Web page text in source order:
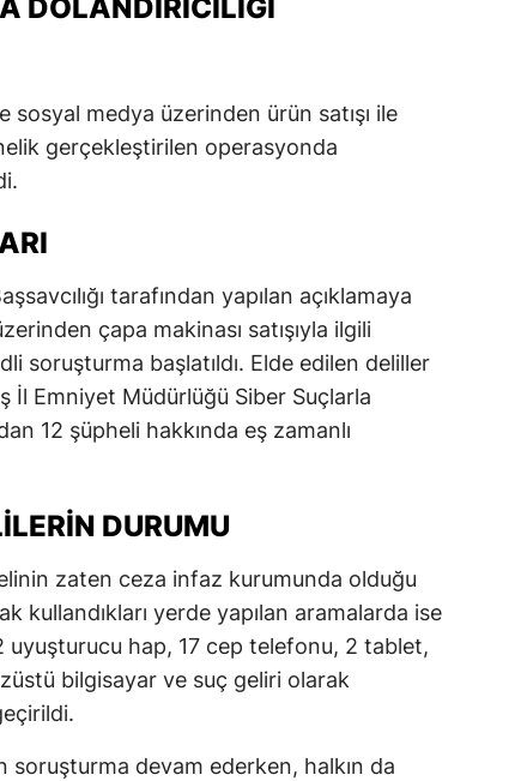
DOLANDIRICILIĞI
medya üzerinden ürün satışı ile
gerçekleştirilen operasyonda
tarafından yapılan açıklamaya
çapa makinası satışıyla ilgili
soruşturma başlatıldı. Elde edilen deliller
İl Emniyet Müdürlüğü Siber Suçlarla
12 şüpheli hakkında eş zamanlı
DURUMU
zaten ceza infaz kurumunda olduğu
kullandıkları yerde yapılan aramalarda ise
uyuşturucu hap, 17 cep telefonu, 2 tablet,
bilgisayar ve suç geliri olarak
soruşturma devam ederken, halkın da